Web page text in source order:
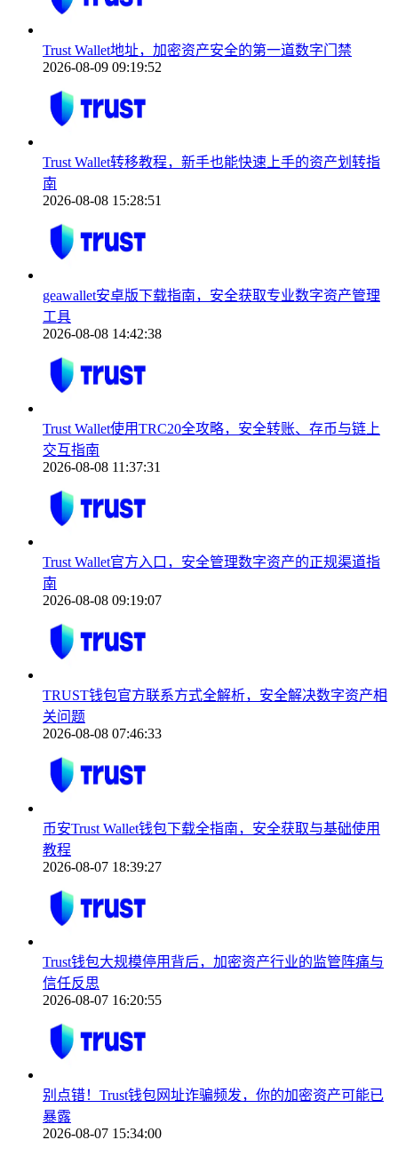
Trust Wallet地址，加密资产安全的第一道数字门禁
2026-08-09 09:19:52
Trust Wallet转移教程，新手也能快速上手的资产划转指
南
2026-08-08 15:28:51
geawallet安卓版下载指南，安全获取专业数字资产管理
工具
2026-08-08 14:42:38
Trust Wallet使用TRC20全攻略，安全转账、存币与链上
交互指南
2026-08-08 11:37:31
Trust Wallet官方入口，安全管理数字资产的正规渠道指
南
2026-08-08 09:19:07
TRUST钱包官方联系方式全解析，安全解决数字资产相
关问题
2026-08-08 07:46:33
币安Trust Wallet钱包下载全指南，安全获取与基础使用
教程
2026-08-07 18:39:27
Trust钱包大规模停用背后，加密资产行业的监管阵痛与
信任反思
2026-08-07 16:20:55
别点错！Trust钱包网址诈骗频发，你的加密资产可能已
暴露
2026-08-07 15:34:00